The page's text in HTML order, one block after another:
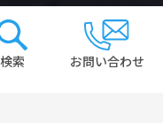
検索 お問い合わせ